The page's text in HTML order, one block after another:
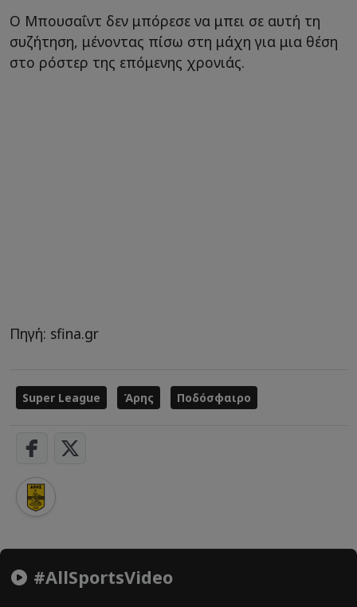
Ο Μπουσαΐντ δεν μπόρεσε να μπει σε αυτή τη
συζήτηση, μένοντας πίσω στη μάχη για μια θέση
στο ρόστερ της επόμενης χρονιάς.
Πηγή: sfina.gr
Super League Άρης Ποδόσφαιρο
#AllSportsVideo